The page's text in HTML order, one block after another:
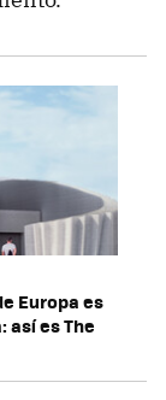
Europa es
así es The